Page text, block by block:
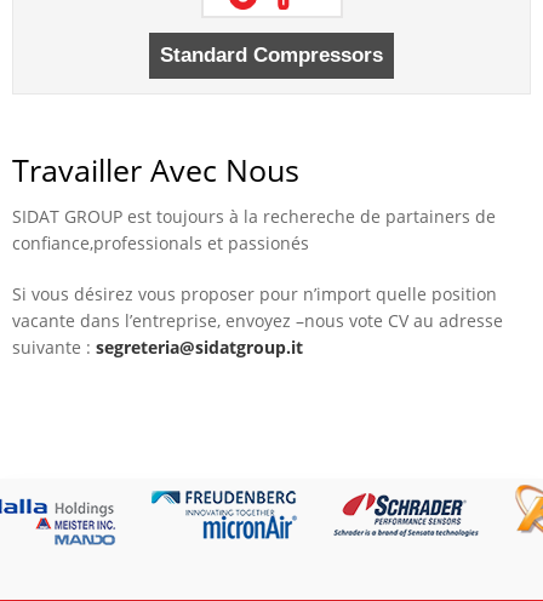
Travailler Avec Nous
SIDAT GROUP est toujours à la rechereche de partainers de
confiance,professionals et passionés
Si vous désirez vous proposer pour n’import quelle position
vacante dans l’entreprise, envoyez –nous vote CV au adresse
suivante : segreteria@sidatgroup.it